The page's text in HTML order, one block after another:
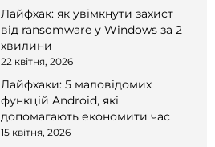
Лайфхак: як увімкнути захист
від ransomware у Windows за 2
хвилини
22 квітня, 2026
Лайфхаки: 5 маловідомих
функцій Android, які
допомагають економити час
15 квітня, 2026